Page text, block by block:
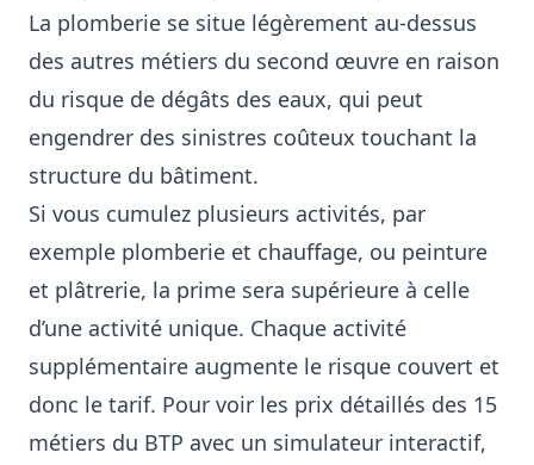
La plomberie se situe légèrement au-dessus
des autres métiers du second œuvre en raison
du risque de dégâts des eaux, qui peut
engendrer des sinistres coûteux touchant la
structure du bâtiment.
Si vous cumulez plusieurs activités, par
exemple plomberie et chauffage, ou peinture
et plâtrerie, la prime sera supérieure à celle
d’une activité unique. Chaque activité
supplémentaire augmente le risque couvert et
donc le tarif. Pour voir les prix détaillés des 15
métiers du BTP avec un simulateur interactif,